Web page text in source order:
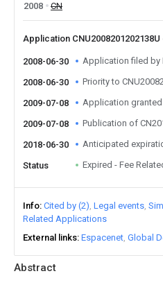
Abstract
2008
CN
Application
2008-06-30 Application filed by
2008-06-30 Priority to
2009-07-08 Application granted
2009-07-08 Publication of
2018-06-30 Anticipated
Status Expired - Fee
Info Cited by (2) Legal events
Related Applications
External links Espacenet Global